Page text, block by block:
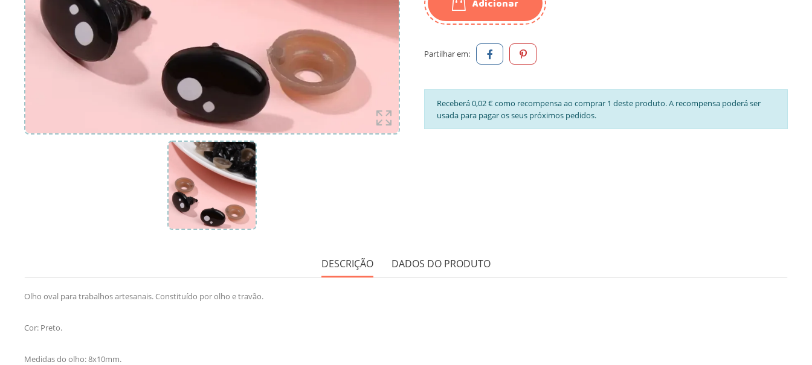
Adicionar
Partilhar em:
Receberá 0,02 € como recompensa ao comprar 1 deste produto. A recompensa poderá ser
usada para pagar os seus próximos pedidos.
DESCRIÇÃO DADOS DO PRODUTO
Olho oval para trabalhos artesanais. Constituído por olho e travão.
Cor: Preto.
Medidas do olho: 8x10mm.